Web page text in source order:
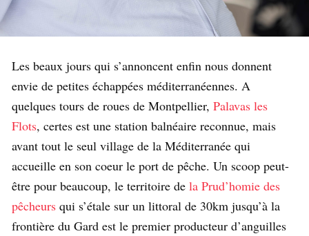
Les beaux jours qui s’annoncent enfin nous donnent
envie de petites échappées méditerranéennes. A
quelques tours de roues de Montpellier, Palavas les
Flots, certes est une station balnéaire reconnue, mais
avant tout le seul village de la Méditerranée qui
accueille en son coeur le port de pêche. Un scoop peut-
être pour beaucoup, le territoire de la Prud’homie des
pêcheurs qui s’étale sur un littoral de 30km jusqu’à la
frontière du Gard est le premier producteur d’anguilles